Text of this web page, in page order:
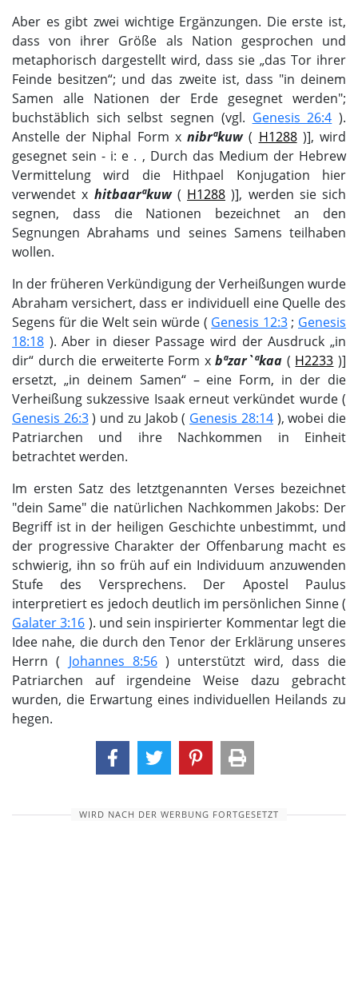
Aber es gibt zwei wichtige Ergänzungen. Die erste ist,
dass von ihrer Größe als Nation gesprochen und
metaphorisch dargestellt wird, dass sie „das Tor ihrer
Feinde besitzen“; und das zweite ist, dass "in deinem
Samen alle Nationen der Erde gesegnet werden";
buchstäblich sich selbst segnen (vgl. Genesis 26:4 ).
Anstelle der Niphal Form хnibrªkuw( H1288)], wird
gesegnet sein - i: e . , Durch das Medium der Hebrew
Vermittelung wird die Hithpael Konjugation hier
verwendet х hitbaarªkuw( H1288 )], werden sie sich
segnen, dass die Nationen bezeichnet an den
Segnungen Abrahams und seines Samens teilhaben
wollen.
In der früheren Verkündigung der Verheißungen wurde
Abraham versichert, dass er individuell eine Quelle des
Segens für die Welt sein würde ( Genesis 12:3; Genesis
18:18 ). Aber in dieser Passage wird der Ausdruck „in
dir“ durch die erweiterte Form хbªzar`ªkaa ( H2233 )]
ersetzt, „in deinem Samen“ – eine Form, in der die
Verheißung sukzessive Isaak erneut verkündet wurde (
Genesis 26:3) und zu Jakob ( Genesis 28:14), wobei die
Patriarchen und ihre Nachkommen in Einheit
betrachtet werden.
Im ersten Satz des letztgenannten Verses bezeichnet
"dein Same" die natürlichen Nachkommen Jakobs: Der
Begriff ist in der heiligen Geschichte unbestimmt, und
der progressive Charakter der Offenbarung macht es
schwierig, ihn so früh auf ein Individuum anzuwenden
Stufe des Versprechens. Der Apostel Paulus
interpretiert es jedoch deutlich im persönlichen Sinne (
Galater 3:16 ). und sein inspirierter Kommentar legt die
Idee nahe, die durch den Tenor der Erklärung unseres
Herrn ( Johannes 8:56) unterstützt wird, dass die
Patriarchen auf irgendeine Weise dazu gebracht
wurden, die Erwartung eines individuellen Heilands zu
hegen.
WIRD NACH DER WERBUNG FORTGESETZT